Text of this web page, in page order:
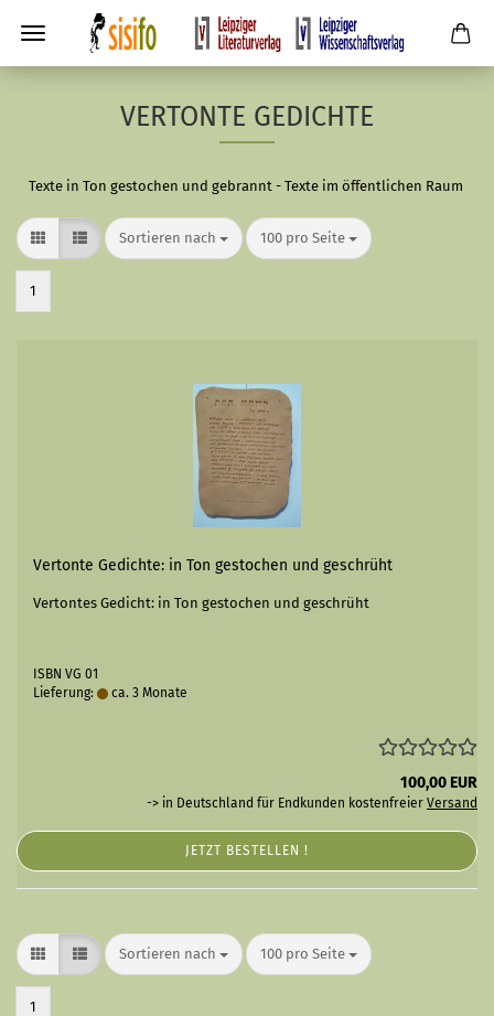
VERTONTE GEDICHTE
Texte in Ton gestochen und gebrannt - Texte im öffentlichen Raum
Sortieren nach
Sortieren nach 100 pro Seite
pro Seite
1
Vertonte Gedichte: in Ton gestochen und geschrüht
Vertontes Gedicht: in Ton gestochen und geschrüht
ISBN VG 01
Lieferung:
ca. 3 Monate
100,00 EUR
-> in Deutschland für Endkunden kostenfreier Versand
JETZT BESTELLEN !
Sortieren nach
Sortieren nach 100 pro Seite
pro Seite
1